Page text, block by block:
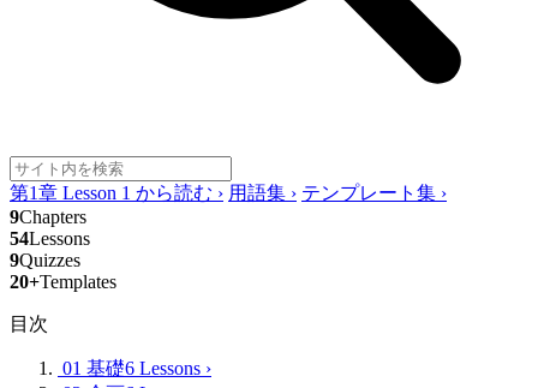
第1章 Lesson 1 から読む › 用語集 › テンプレート集 ›
9Chapters
54Lessons
9Quizzes
20+Templates
目次
01 基礎6 Lessons ›